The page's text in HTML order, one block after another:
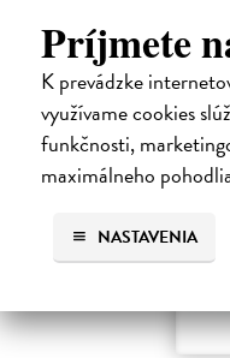
Príjmete
K prevádzke
využívame cookies
funkčnosti,
maximálneho
NASTAVENIA